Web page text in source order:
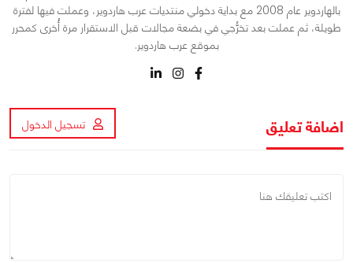
بالهاردوير عام 2008 مع بداية دخولي منتديات عرب هاردوير، وعملت فيها لفترة
طويلة، ثم عملت بعد تخرُّجي في بضعة مجالات قبل الاستقرار مرة أُخرى كمحرر
بموقع عرب هاردوير.
اضافة تعليق تسجيل الدخول